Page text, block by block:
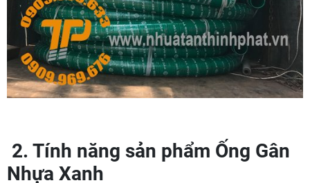
2. Tính năng sản phẩm Ống Gân
Nhựa Xanh